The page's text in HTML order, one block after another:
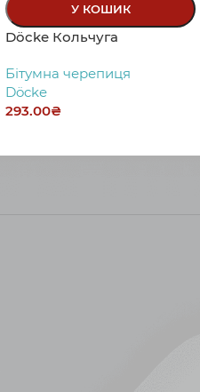
У КОШИК
Döcke Кольчуга
Бітумна черепиця
Döcke
293.00₴